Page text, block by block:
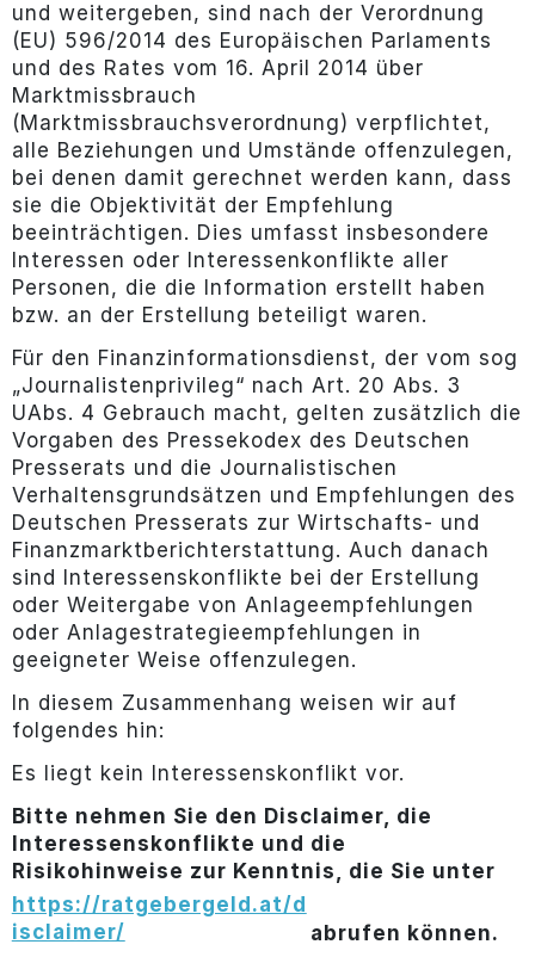
und weitergeben, sind nach der Verordnung
(EU) 596/2014 des Europäischen Parlaments
und des Rates vom 16. April 2014 über
Marktmissbrauch
(Marktmissbrauchsverordnung) verpflichtet,
alle Beziehungen und Umstände offenzulegen,
bei denen damit gerechnet werden kann, dass
sie die Objektivität der Empfehlung
beeinträchtigen. Dies umfasst insbesondere
Interessen oder Interessenkonflikte aller
Personen, die die Information erstellt haben
bzw. an der Erstellung beteiligt waren.
Für den Finanzinformationsdienst, der vom sog
„Journalistenprivileg“ nach Art. 20 Abs. 3
UAbs. 4 Gebrauch macht, gelten zusätzlich die
Vorgaben des Pressekodex des Deutschen
Presserats und die Journalistischen
Verhaltensgrundsätzen und Empfehlungen des
Deutschen Presserats zur Wirtschafts- und
Finanzmarktberichterstattung. Auch danach
sind Interessenskonflikte bei der Erstellung
oder Weitergabe von Anlageempfehlungen
oder Anlagestrategieempfehlungen in
geeigneter Weise offenzulegen.
In diesem Zusammenhang weisen wir auf
folgendes hin:
Es liegt kein Interessenskonflikt vor.
Bitte nehmen Sie den Disclaimer, die
Interessenskonflikte und die
Risikohinweise zur Kenntnis, die Sie unter
https://ratgebergeld.at/d
isclaimer/
abrufen können.